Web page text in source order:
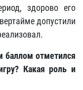
здорово его
допустили
баллом отметился
Какая роль и